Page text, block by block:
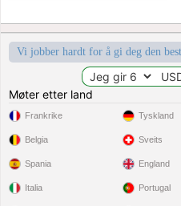
Vi jobber hardt for å gi deg den
Møter etter land
Frankrike
Belgia
Spania
Italia
Tyskland
Sveits
England
Portugal